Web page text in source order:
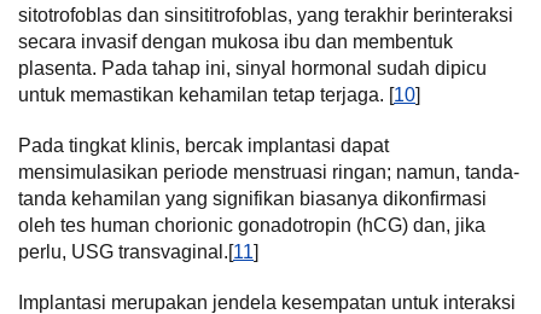
sitotrofoblas dan sinsititrofoblas, yang terakhir berinteraksi
secara invasif dengan mukosa ibu dan membentuk
plasenta. Pada tahap ini, sinyal hormonal sudah dipicu
untuk memastikan kehamilan tetap terjaga. [10]
Pada tingkat klinis, bercak implantasi dapat
mensimulasikan periode menstruasi ringan; namun, tanda-
tanda kehamilan yang signifikan biasanya dikonfirmasi
oleh tes human chorionic gonadotropin (hCG) dan, jika
perlu, USG transvaginal.[11]
Implantasi merupakan jendela kesempatan untuk interaksi